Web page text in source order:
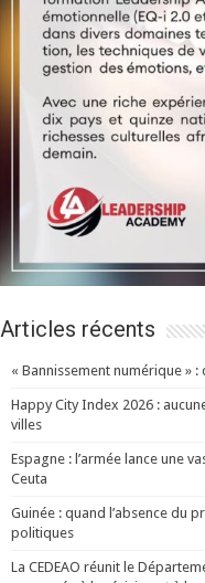
Articles récents
« Bannissement numérique »
Happy City Index 2026 :
villes
Espagne : l’armée lance une
Ceuta
Guinée : quand l’absence du
politiques
La CEDEAO réunit le